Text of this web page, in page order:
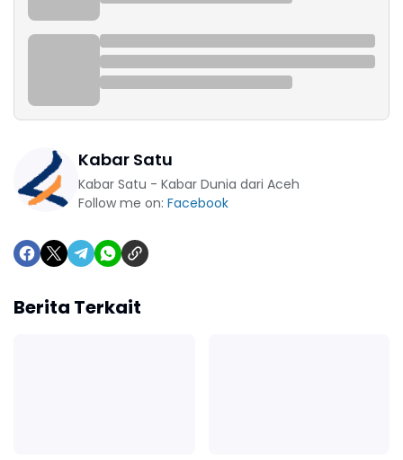
Kabar Satu
Kabar Satu - Kabar Dunia dari Aceh
Follow me on: Facebook
Berita Terkait